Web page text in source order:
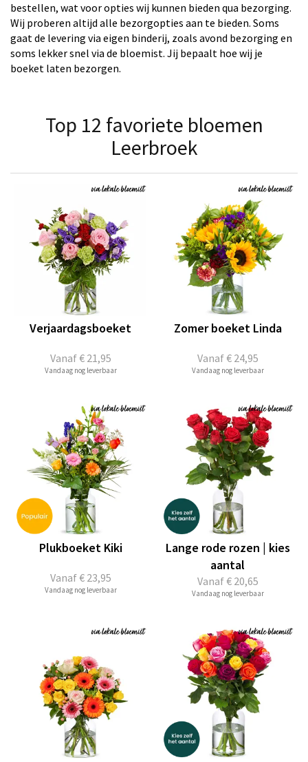
bestellen, wat voor opties wij kunnen bieden qua bezorging.
Wij proberen altijd alle bezorgopties aan te bieden. Soms
gaat de levering via eigen binderij, zoals avond bezorging en
soms lekker snel via de bloemist. Jij bepaalt hoe wij je
boeket laten bezorgen.
Top 12 favoriete bloemen
Leerbroek
Vanaf€ 21,95
Verjaardagsboeket
Vandaag nog leverbaar
Vanaf€ 24,95
Zomer boeket Linda
Vandaag nog leverbaar
Vanaf€ 23,95
Plukboeket Kiki
Vandaag nog leverbaar
Vanaf€ 20,65
Lange rode rozen | kies
aantal
Vandaag nog leverbaar